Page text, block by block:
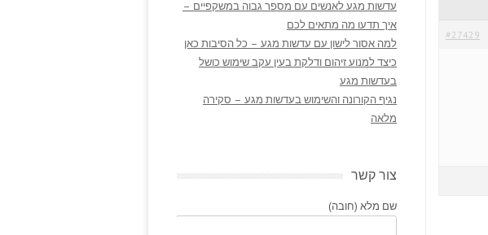
#27429
עדשות מגע לאנשים עם מספר גבוה במשקפיים –
איך תדעו מה מתאים לכם
למה אסור לישון עם עדשות מגע – כל הסיבות כאן
כיצד למנוע זיהום ודלקת בעין עקב שימוש כושל
בעדשות מגע
נגיף הקורונה והשימוש בעדשות מגע – סקירה
מלאה
צור קשר
שם מלא (חובה)